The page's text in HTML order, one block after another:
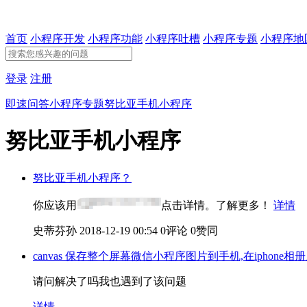
首页 小程序开发 小程序功能 小程序吐槽 小程序专题 小程序地
登录 注册
即速问答小程序专题努比亚手机小程序
努比亚手机小程序
努比亚手机小程序？
你应该用 点击详情。了解更多！ 详情
史蒂芬孙 2018-12-19 00:54 0评论 0赞同
canvas 保存整个屏幕微信小程序图片到手机,在iphone相
请问解决了吗我也遇到了该问题